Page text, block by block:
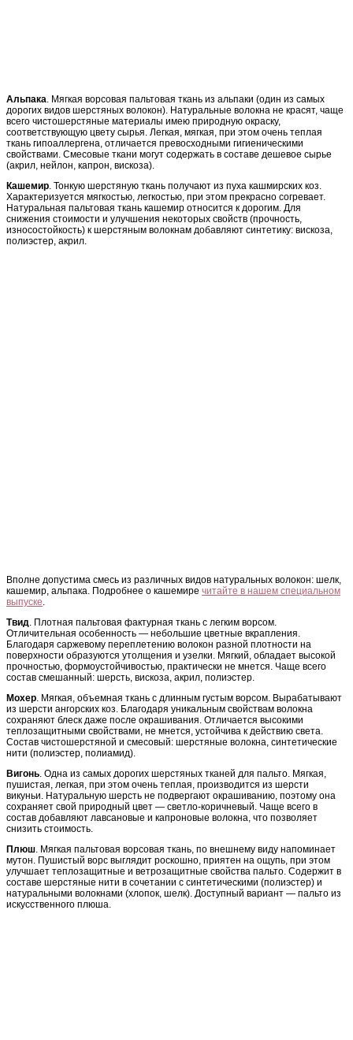
Альпака. Мягкая ворсовая пальтовая ткань из альпаки (один из самых
дорогих видов шерстяных волокон). Натуральные волокна не красят, чаще
всего чистошерстяные материалы имею природную окраску,
соответствующую цвету сырья. Легкая, мягкая, при этом очень теплая
ткань гипоаллергена, отличается превосходными гигиеническими
свойствами. Смесовые ткани могут содержать в составе дешевое сырье
(акрил, нейлон, капрон, вискоза).
Кашемир. Тонкую шерстяную ткань получают из пуха кашмирских коз.
Характеризуется мягкостью, легкостью, при этом прекрасно согревает.
Натуральная пальтовая ткань кашемир относится к дорогим. Для
снижения стоимости и улучшения некоторых свойств (прочность,
износостойкость) к шерстяным волокнам добавляют синтетику: вискоза,
полиэстер, акрил.
Вполне допустима смесь из различных видов натуральных волокон: шелк,
кашемир, альпака. Подробнее о кашемире читайте в нашем специальном
выпуске
Твид . Плотная пальтовая фактурная ткань с легким ворсом.
Отличительная особенность — небольшие цветные вкрапления.
Благодаря саржевому переплетению волокон разной плотности на
поверхности образуются утолщения и узелки. Мягкий, обладает высокой
прочностью, формоустойчивостью, практически не мнется. Чаще всего
состав смешанный: шерсть, вискоза, акрил, полиэстер.
Мохер . Мягкая, объемная ткань с длинным густым ворсом. Вырабатывают
из шерсти ангорских коз. Благодаря уникальным свойствам волокна
сохраняют блеск даже после окрашивания. Отличается высокими
теплозащитными свойствами, не мнется, устойчива к действию света.
Состав чистошерстяной и смесовый: шерстяные волокна, синтетические
нити (полиэстер, полиамид).
Вигонь . Одна из самых дорогих шерстяных тканей для пальто. Мягкая,
пушистая, легкая, при этом очень теплая, производится из шерсти
викуньи. Натуральную шерсть не подвергают окрашиванию, поэтому она
сохраняет свой природный цвет — светло-коричневый. Чаще всего в
состав добавляют лавсановые и капроновые волокна, что позволяет
снизить стоимость.
Плюш . Мягкая пальтовая ворсовая ткань, по внешнему виду напоминает
мутон. Пушистый ворс выглядит роскошно, приятен на ощупь, при этом
улучшает теплозащитные и ветрозащитные свойства пальто. Содержит в
составе шерстяные нити в сочетании с синтетическими (полиэстер) и
натуральными волокнами (хлопок, шелк). Доступный вариант — пальто из
искусственного плюша.